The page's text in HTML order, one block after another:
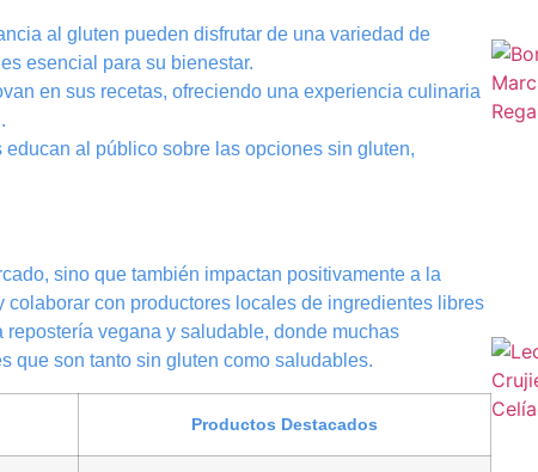
al gluten pueden disfrutar de una variedad de
esencial para su bienestar.
en sus recetas, ofreciendo una experiencia culinaria
educan al público sobre las opciones sin gluten,
sino que también impactan positivamente a la
con productores locales de ingredientes libres
vegana y saludable, donde muchas
que son tanto sin gluten como saludables.
Productos Destacados